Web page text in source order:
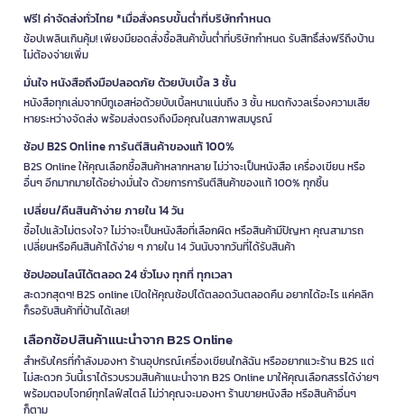
ฟรี! ค่าจัดส่งทั่วไทย *เมื่อสั่งครบขั้นต่ำที่บริษัทกำหนด
ช้อปเพลินเกินคุ้ม! เพียงมียอดสั่งซื้อสินค้าขั้นต่ำที่บริษัทกำหนด รับสิทธิ์ส่งฟรีถึงบ้าน
ไม่ต้องจ่ายเพิ่ม
มั่นใจ หนังสือถึงมือปลอดภัย ด้วยบับเบิ้ล 3 ชั้น
หนังสือทุกเล่มจากบีทูเอสห่อด้วยบับเบิ้ลหนาแน่นถึง 3 ชั้น หมดกังวลเรื่องความเสีย
หายระหว่างจัดส่ง พร้อมส่งตรงถึงมือคุณในสภาพสมบูรณ์
ช้อป B2S Online การันตีสินค้าของแท้ 100%
B2S Online ให้คุณเลือกซื้อสินค้าหลากหลาย ไม่ว่าจะเป็นหนังสือ เครื่องเขียน หรือ
อื่นๆ อีกมากมายได้อย่างมั่นใจ ด้วยการการันตีสินค้าของแท้ 100% ทุกชิ้น
เปลี่ยน/คืนสินค้าง่าย ภายใน 14 วัน
ซื้อไปแล้วไม่ตรงใจ? ไม่ว่าจะเป็นหนังสือที่เลือกผิด หรือสินค้ามีปัญหา คุณสามารถ
เปลี่ยนหรือคืนสินค้าได้ง่าย ๆ ภายใน 14 วันนับจากวันที่ได้รับสินค้า
ช้อปออนไลน์ได้ตลอด 24 ชั่วโมง ทุกที่ ทุกเวลา
สะดวกสุดๆ! B2S online เปิดให้คุณช้อปได้ตลอดวันตลอดคืน อยากได้อะไร แค่คลิก
ก็รอรับสินค้าที่บ้านได้เลย!
เลือกช้อปสินค้าแนะนำจาก B2S Online
สำหรับใครที่กำลังมองหา ร้านอุปกรณ์เครื่องเขียนใกล้ฉัน หรืออยากแวะร้าน B2S แต่
ไม่สะดวก วันนี้เราได้รวบรวมสินค้าแนะนำจาก B2S Online มาให้คุณเลือกสรรได้ง่ายๆ
พร้อมตอบโจทย์ทุกไลฟ์สไตล์ ไม่ว่าคุณจะมองหา ร้านขายหนังสือ หรือสินค้าอื่นๆ
ก็ตาม